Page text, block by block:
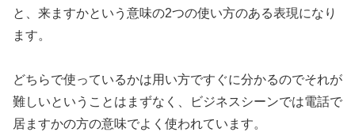
と、来ますかという意味の2つの使い方のある表現になり
ます。
どちらで使っているかは用い方ですぐに分かるのでそれが
難しいということはまずなく、ビジネスシーンでは電話で
居ますかの方の意味でよく使われています。